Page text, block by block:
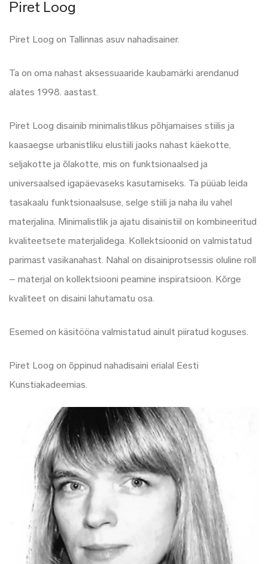
Piret Loog
Piret Loog on Tallinnas asuv nahadisainer.
Ta on oma nahast aksessuaaride kaubamärki arendanud
alates 1998. aastast.
Piret Loog disainib minimalistlikus põhjamaises stiilis ja
kaasaegse urbanistliku elustiili jaoks nahast käekotte,
seljakotte ja õlakotte, mis on funktsionaalsed ja
universaalsed igapäevaseks kasutamiseks. Ta püüab leida
tasakaalu funktsionaalsuse, selge stiili ja naha ilu vahel
materjalina. Minimalistlik ja ajatu disainistiil on kombineeritud
kvaliteetsete materjalidega. Kollektsioonid on valmistatud
parimast vasikanahast. Nahal on disainiprotsessis oluline roll
– materjal on kollektsiooni peamine inspiratsioon. Kõrge
kvaliteet on disaini lahutamatu osa.
Esemed on käsitööna valmistatud ainult piiratud koguses.
Piret Loog on õppinud nahadisaini erialal Eesti
Kunstiakadeemias.